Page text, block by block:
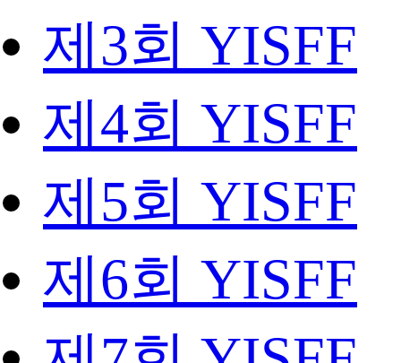
제3회 YISFF
제4회 YISFF
제5회 YISFF
제6회 YISFF